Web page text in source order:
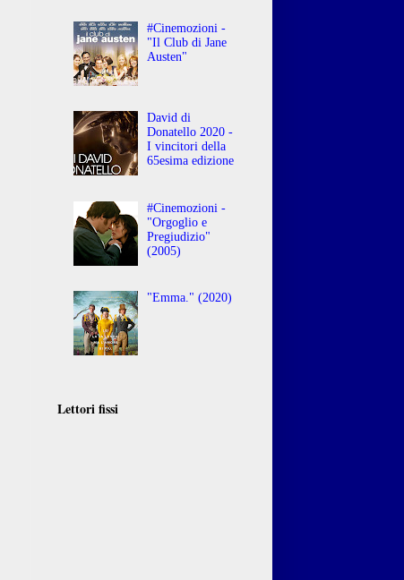
#Cinemozioni -
"Il Club di Jane
Austen"
David di
Donatello 2020 -
I vincitori della
65esima edizione
#Cinemozioni -
"Orgoglio e
Pregiudizio"
(2005)
"Emma." (2020)
Lettori fissi